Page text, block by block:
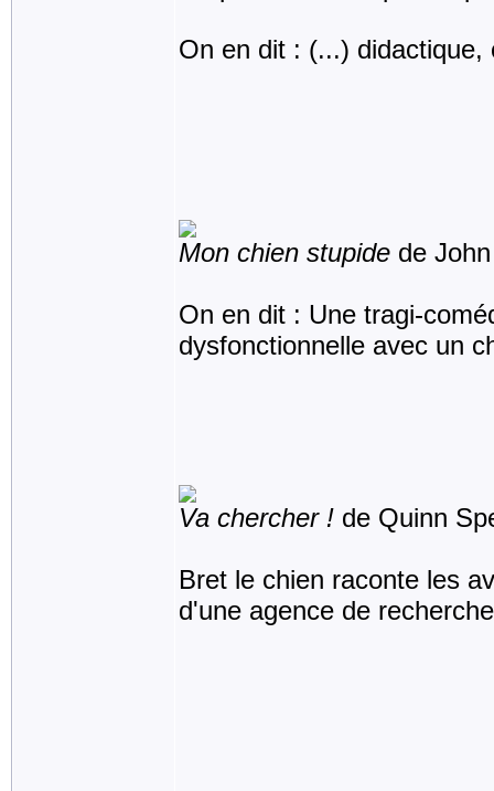
On en dit : (...)
Mon chien stupide de
On en dit : Une tragi-
dysfonctionnelle avec un
Va chercher ! de Quinn
Bret le chien raconte les
d'une agence de